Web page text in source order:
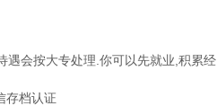
遇会按大专处理.你可以先就业,积累经
存档认证